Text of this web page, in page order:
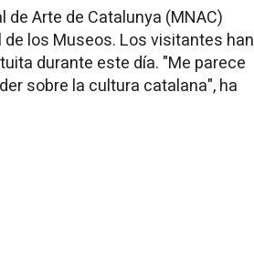
Arte de Catalunya (MNAC)
los Museos. Los visitantes han
durante este día. "Me parece
sobre la cultura catalana", ha